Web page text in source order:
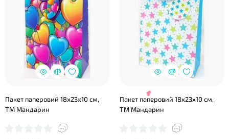
Пакет паперовий 18х23х10 см,
ТМ Мандарин
Пакет паперовий 18х23х10 см,
ТМ Мандарин